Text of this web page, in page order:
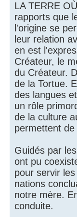
LA TERRE
rapports que
l'origine se
leur relation
en est
Créateur, le
du Créateur.
de la Tortue.
des langues
un rôle
de la culture
permettent
Guidés par
ont pu
pour servir
nations
notre mère.
conduite.